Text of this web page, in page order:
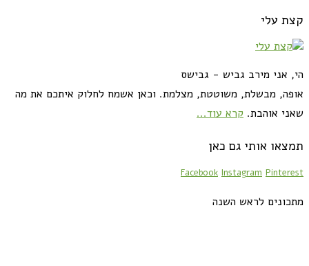
קצת עלי
הי, אני מירב גביש - גבישס
אופה, מבשלת, משוטטת, מצלמת. וכאן אשמח לחלוק איתכם את מה
שאני אוהבת. קרא עוד...
תמצאו אותי גם כאן
Facebook Instagram Pinterest
מתכונים לראש השנה